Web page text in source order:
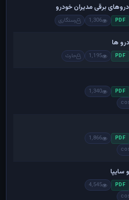
برقی مدیران خودرو
PDF
1,306 رستگاری
ها
PDF
1,195 حارث
PDF
1,340
PDF
1,866
سایپا
PDF
4,545